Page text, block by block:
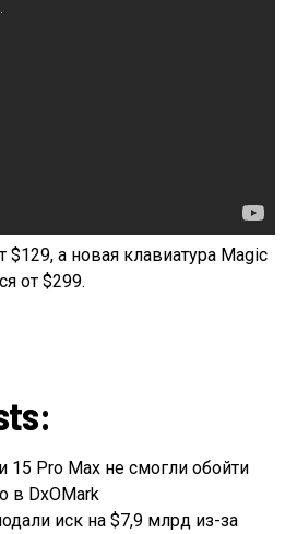
$129, а новая клавиатура Magic
от $299.
15 Pro Max не смогли обойти
в DxOMark
иск на $7,9 млрд из-за